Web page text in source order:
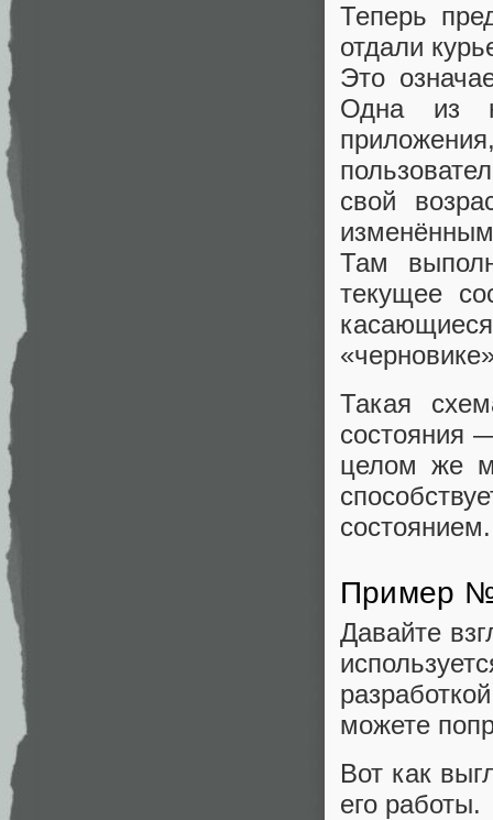
Теперь
отдали
Это
Одна из
свой
Там
текущее
Такая
состояния
целом же
состоянием.
Пример
Давайте
можете
Вот как
его работы.